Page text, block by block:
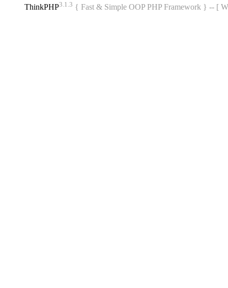
ThinkPHP3.1.3 { Fast & Simple OOP PHP Framework } -- [